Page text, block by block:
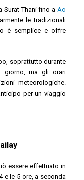
Surat Thani fino a Ao
le tradizionali
è semplice e offre
soprattutto durante
giorno, ma gli orari
meteorologiche.
per un viaggio
essere effettuato in
e le 5 ore, a seconda